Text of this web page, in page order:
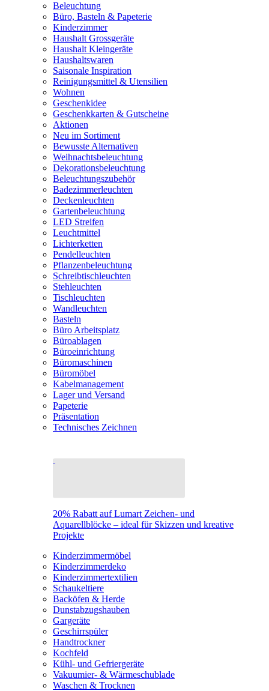
Beleuchtung
Büro, Basteln & Papeterie
Kinderzimmer
Haushalt Grossgeräte
Haushalt Kleingeräte
Haushaltswaren
Saisonale Inspiration
Reinigungsmittel & Utensilien
Wohnen
Geschenkidee
Geschenkkarten & Gutscheine
Aktionen
Neu im Sortiment
Bewusste Alternativen
Weihnachtsbeleuchtung
Dekorationsbeleuchtung
Beleuchtungszubehör
Badezimmerleuchten
Deckenleuchten
Gartenbeleuchtung
LED Streifen
Leuchtmittel
Lichterketten
Pendelleuchten
Pflanzenbeleuchtung
Schreibtischleuchten
Stehleuchten
Tischleuchten
Wandleuchten
Basteln
Büro Arbeitsplatz
Büroablagen
Büroeinrichtung
Büromaschinen
Büromöbel
Kabelmanagement
Lager und Versand
Papeterie
Präsentation
Technisches Zeichnen
20% Rabatt auf Lumart Zeichen- und
Aquarellblöcke – ideal für Skizzen und kreative
Projekte
Kinderzimmermöbel
Kinderzimmerdeko
Kinderzimmertextilien
Schaukeltiere
Backöfen & Herde
Dunstabzugshauben
Gargeräte
Geschirrspüler
Handtrockner
Kochfeld
Kühl- und Gefriergeräte
Vakuumier- & Wärmeschublade
Waschen & Trocknen